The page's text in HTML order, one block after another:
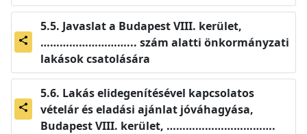
share
Javaslat a Budapest VIII. kerület,
………………………... szám alatti önkormányzati
lakások csatolására
share
Lakás elidegenítésével kapcsolatos
vételár és eladási ajánlat jóváhagyása,
Budapest VIII. kerület, …………………………….